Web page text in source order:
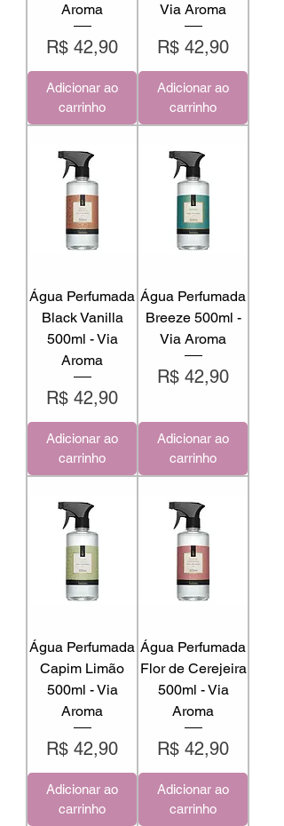
Aroma
Preço
R$ 42,90
Adicionar ao
carrinho
Via Aroma
Preço
R$ 42,90
Adicionar ao
carrinho
Água Perfumada
Black Vanilla
500ml - Via
Aroma
Preço
R$ 42,90
Adicionar ao
carrinho
Água Perfumada
Breeze 500ml -
Via Aroma
Preço
R$ 42,90
Adicionar ao
carrinho
Água Perfumada
Capim Limão
500ml - Via
Aroma
Preço
R$ 42,90
Adicionar ao
carrinho
Água Perfumada
Flor de Cerejeira
500ml - Via
Aroma
Preço
R$ 42,90
Adicionar ao
carrinho